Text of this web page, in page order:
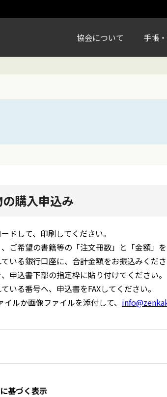
協会について 手帳
購入申込み
ドして、印刷してください。
ご希望の書籍等の「注文冊数」と「金額」を
いる銀行口座に、合計金額をお振込みくださ
申込書下部の指定枠に貼り付けてください。
いる番号へ、申込書をFAXしてください。
ルか画像ファイルを添付して、
基づく表示